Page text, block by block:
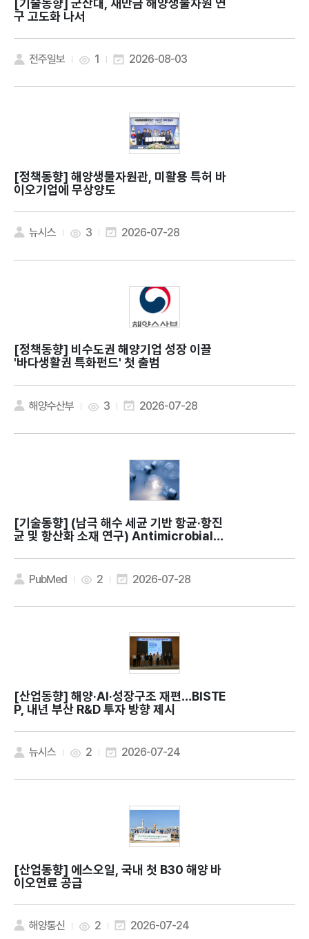
[기술동향]
구 고도화 나서
전주일보 1 2026-08-03
[정책동향]
이오기업에 무상양도
뉴시스 3 2026-07-28
[정책동향]
'바다생활권 특화펀드' 첫 출범
해양수산부 3 2026-07-28
[기술동향]
균 및 항산화 소재 연구) Antimicrobial a
obacterium phyllosphaerae KS504
39 isolated from Antarctic seawat
er
PubMed 2 2026-07-28
[산업동향]
P, 내년 부산 R&D 투자 방향 제시
뉴시스 2 2026-07-24
[산업동향]
이오연료 공급
해양통신 2 2026-07-24